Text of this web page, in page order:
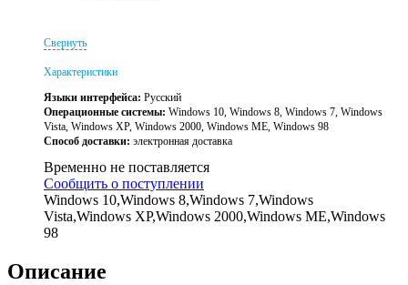
Свернуть
Характеристики
Языки интерфейса: Русский
Операционные системы: Windows 10, Windows 8, Windows 7, Windows
Vista, Windows XP, Windows 2000, Windows ME, Windows 98
Способ доставки: электронная доставка
Временно не поставляется
Сообщить о поступлении
Windows 10,Windows 8,Windows 7,Windows
Vista,Windows XP,Windows 2000,Windows ME,Windows
98
Описание